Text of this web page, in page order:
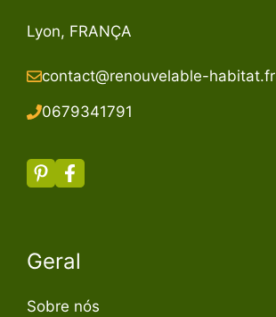
Lyon, FRANÇA
contact@renouvelable-habitat.fr
0679341791
Geral
Sobre nós